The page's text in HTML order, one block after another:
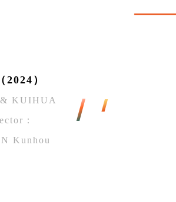
2024）
KUIHUA
：
Kunhou